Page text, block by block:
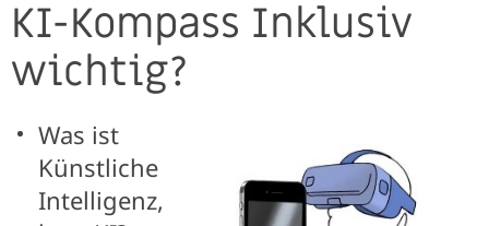
KI-Kompass Inklusiv
wichtig?
Was ist
Künstliche
Intelligenz,